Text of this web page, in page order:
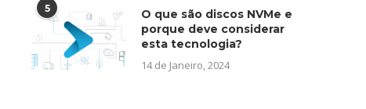
5
O que são discos NVMe e
porque deve considerar
esta tecnologia?
14 de Janeiro, 2024